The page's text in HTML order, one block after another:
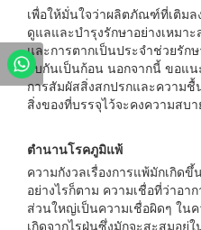
เพื่อให้มั่นใจว่าผลิตภัณฑ์ที่เติมล
ดูแลและบำรุงรักษาอย่างเหมา
และการตากเป็นประจำช่วยรัก
จับกันเป็นก้อน นอกจากนี้ ขอแน
การสัมผัสสิ่งสกปรกและความ
สิ่งของที่บรรจุไว้จะคงความสบ
ตำนานโรคภูมิแพ้
ความกังวลเรื่องการแพ้มักเกิดขึ้
อย่างไรก็ตาม ความเชื่อที่ว่าอา
ส่วนใหญ่เป็นความเชื่อผิดๆ ใน
เกิดจากไรฝุ่นซึ่งมักจะสะสมอยู่